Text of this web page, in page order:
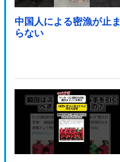
中国人による密漁が止ま
らない